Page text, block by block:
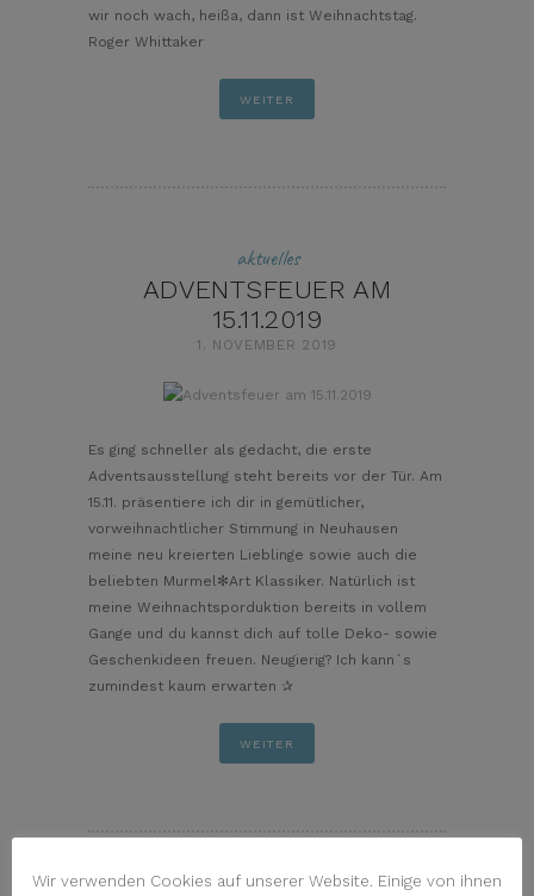
wir noch wach, heißa, dann ist Weihnachtstag.
Roger Whittaker
WEITER
aktuelles
ADVENTSFEUER AM
15.11.2019
1. NOVEMBER 2019
Es ging schneller als gedacht, die erste
Adventsausstellung steht bereits vor der Tür. Am
15.11. präsentiere ich dir in gemütlicher,
vorweihnachtlicher Stimmung in Neuhausen
meine neu kreierten Lieblinge sowie auch die
beliebten Murmel✻Art Klassiker. Natürlich ist
meine Weihnachtsporduktion bereits in vollem
Gange und du kannst dich auf tolle Deko- sowie
Geschenkideen freuen. Neugierig? Ich kann´s
zumindest kaum erwarten ✰
WEITER
Wir verwenden Cookies auf unserer Website. Einige von ihnen